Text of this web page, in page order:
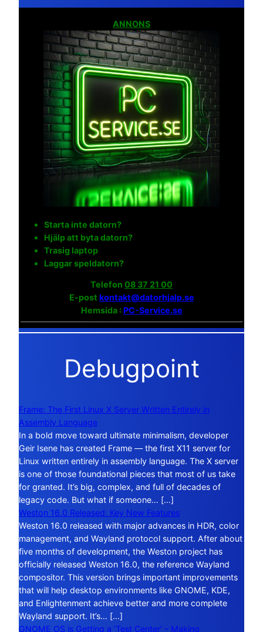
ANNONS
Starta inte datorn?
Hjälp att byta datorn?
Trasig laptop
Laggar speldatorn?
Telefon 08 37 21 00
E-post kontakt@datorhjalp.se
Hemsida :PC-Service.se
Debugpoint
Frame: The First Linux X Server Written Entirely in
Assembly Language
In a bold move toward ultimate minimalism, developer
Geir Isene has created Frame — the first X11 server for
Linux written entirely in assembly language. The X server
is one of those foundational pieces that most of us take
for granted. It’s big, complex, and full of decades of
legacy code. But what if someone… […]
Weston 16.0 Released: Key New Features
Weston 16.0 released with major advances in HDR, color
management, and Wayland protocol support. After about
five months of development, the Weston project has
officially released Weston 16.0, the reference Wayland
compositor. This version brings important improvements
that will help desktop environments like GNOME, KDE,
and Enlightenment achieve better and more complete
Wayland support. It’s… […]
GNOME OS is Getting a ‘Test Center’ – Making